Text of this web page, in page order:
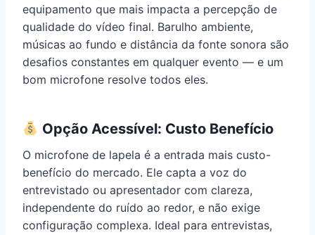
equipamento que mais impacta a percepção de
qualidade do vídeo final. Barulho ambiente,
músicas ao fundo e distância da fonte sonora são
desafios constantes em qualquer evento — e um
bom microfone resolve todos eles.
Opção Acessível: Custo Benefício
O microfone de lapela é a entrada mais custo-
benefício do mercado. Ele capta a voz do
entrevistado ou apresentador com clareza,
independente do ruído ao redor, e não exige
configuração complexa. Ideal para entrevistas,